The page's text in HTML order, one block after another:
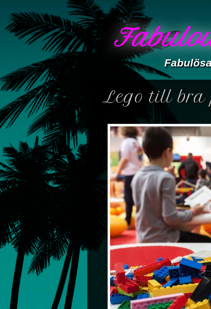
Lego till bra